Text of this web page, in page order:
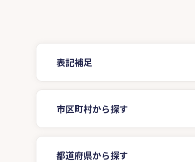
表記補足
市区町村から探す
都道府県から探す